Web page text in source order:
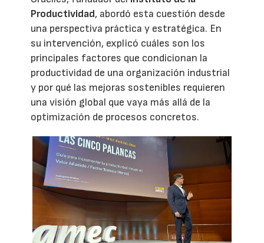
Productividad, abordó esta cuestión desde
una perspectiva práctica y estratégica. En
su intervención, explicó cuáles son los
principales factores que condicionan la
productividad de una organización industrial
y por qué las mejoras sostenibles requieren
una visión global que vaya más allá de la
optimización de procesos concretos.